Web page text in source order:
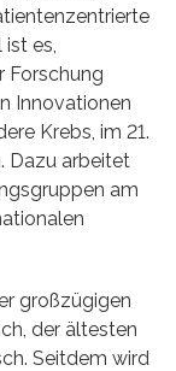
es,
Forschung
Innovationen
Krebs, im 21.
Dazu arbeitet
am
großzügigen
der ältesten
Seitdem wird